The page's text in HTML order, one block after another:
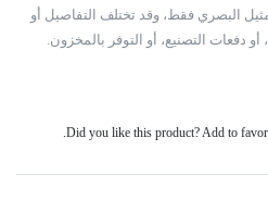
البصري فقط، وقد تختلف التفاصيل أو
دفعات التصنيع، أو التوفر بالمخزون.
Did you like this product? Add to